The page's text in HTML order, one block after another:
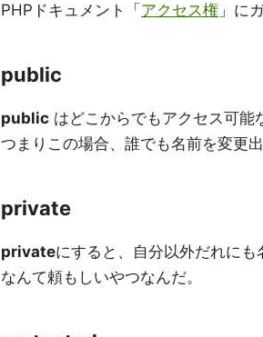
PHPドキュメント「 アクセス権 」に
public
public はどこからでもアクセス可能
つまりこの場合、誰でも名前を変更
private
privateにすると、自分以外だれにも
なんて頼もしいやつなんだ。